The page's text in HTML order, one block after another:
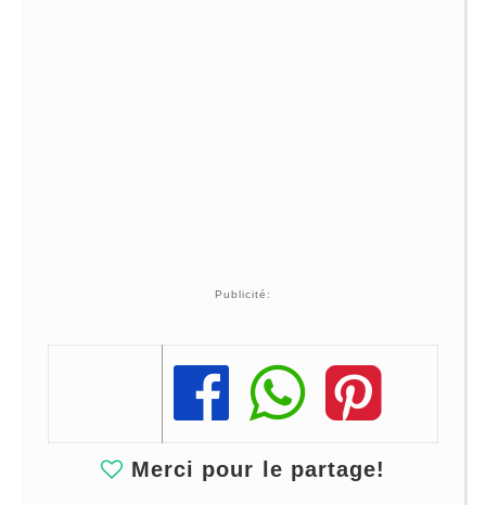
Publicité:
Share
Share
Share
Merci pour le partage!